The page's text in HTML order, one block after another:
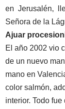
en Jerusalén,
Señora de la
Ajuar
El año 2002 vio
de un nuevo
mano en
color salmón,
interior. Todo